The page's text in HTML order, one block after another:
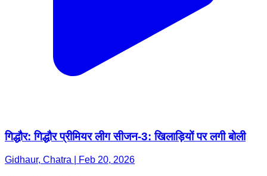
गिद्धौर: गिद्धौर प्रीमियर लीग सीजन-3: खिलाड़ियों पर लगी बोली
Gidhaur, Chatra | Feb 20, 2026